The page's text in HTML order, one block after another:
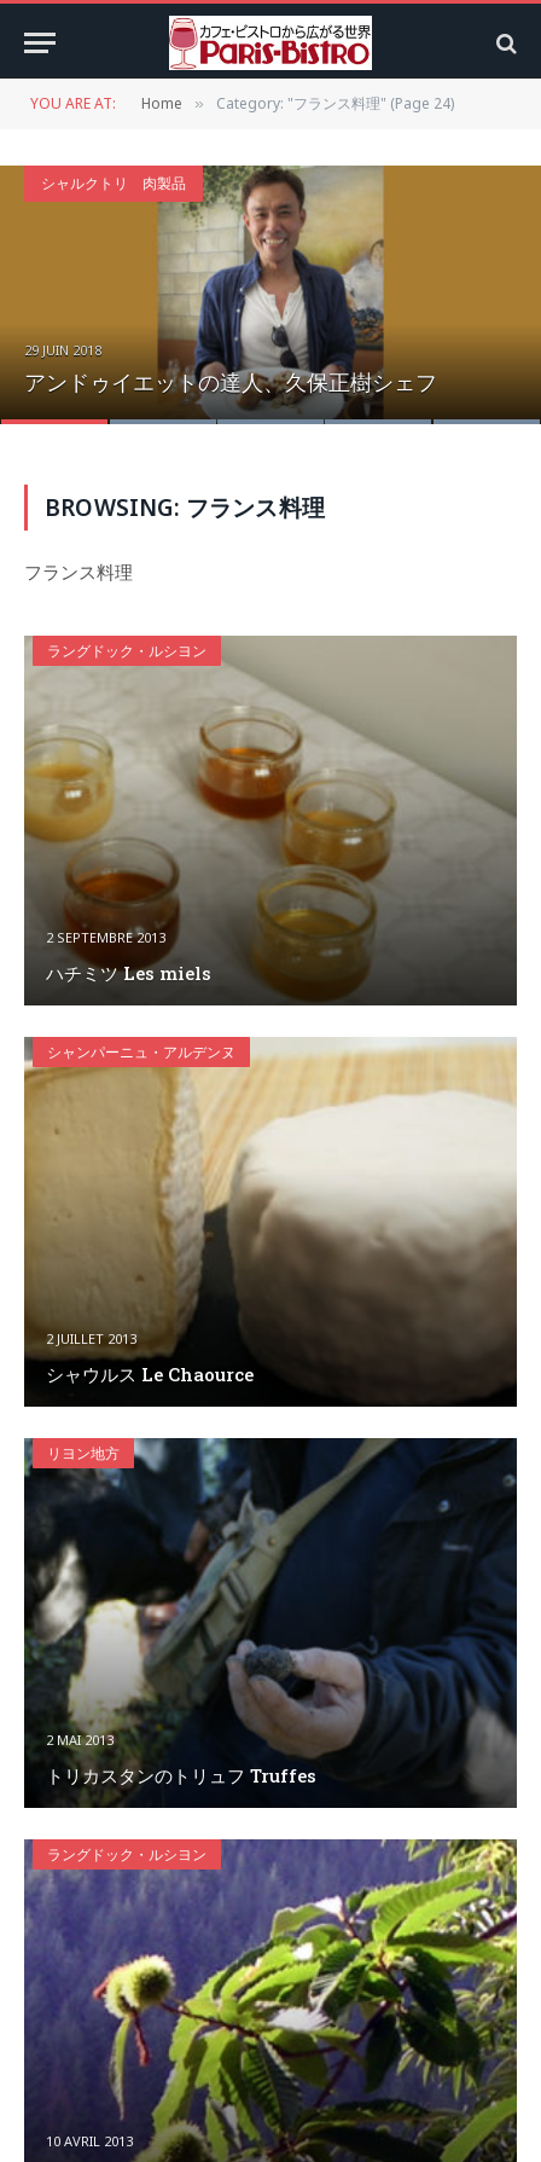
YOU ARE AT: Home » Category: "フランス料理" (Page 24)
シャルクトリ 肉製品
29 JUIN 2018
アンドゥイエットの達人、久保正樹シェフ
BROWSING: フランス料理
フランス料理
ラングドック・ルシヨン
2 SEPTEMBRE 2013
ハチミツ Les miels
シャンパーニュ・アルデンヌ
2 JUILLET 2013
シャウルス Le Chaource
リヨン地方
2 MAI 2013
トリカスタンのトリュフ Truffes
ラングドック・ルシヨン
10 AVRIL 2013